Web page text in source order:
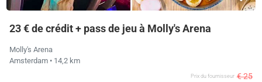
23 € de crédit + pass de jeu à Molly's Arena
Molly's Arena
Amsterdam • 14,2 km
Prix ​​du fournisseur € 25